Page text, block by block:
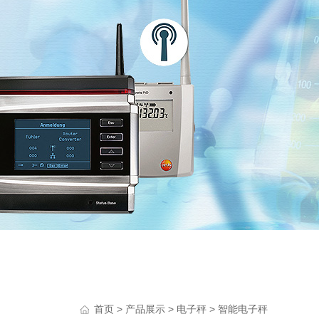
首页 > 产品展示 > 电子秤 > 智能电子秤